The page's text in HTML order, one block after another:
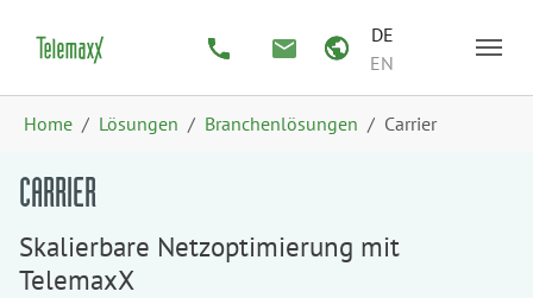
DE
EN
Home Lösungen Branchenlösungen Carrier
CARRIER
Skalierbare Netzoptimierung mit
TelemaxX